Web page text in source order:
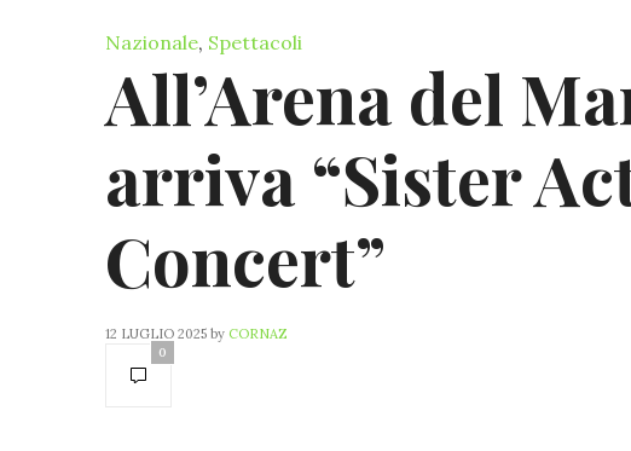
Nazionale, Spettacoli
All’Arena del
arriva “Sister
Concert”
12 LUGLIO 2025 by CORNAZ
0